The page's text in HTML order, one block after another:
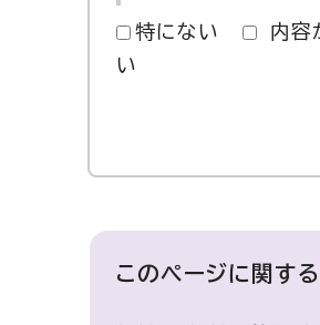
特にない 内容
い
このページに関する